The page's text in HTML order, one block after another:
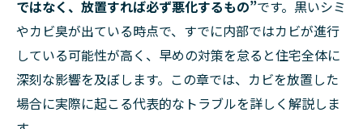
ではなく、放置すれば必ず悪化するもの”です。黒いシミ
やカビ臭が出ている時点で、すでに内部ではカビが進行
している可能性が高く、早めの対策を怠ると住宅全体に
深刻な影響を及ぼします。この章では、カビを放置した
場合に実際に起こる代表的なトラブルを詳しく解説しま